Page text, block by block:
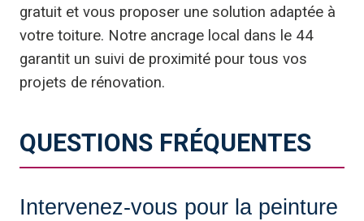
gratuit et vous proposer une solution adaptée à
votre toiture. Notre ancrage local dans le 44
garantit un suivi de proximité pour tous vos
projets de rénovation.
QUESTIONS FRÉQUENTES
Intervenez-vous pour la peinture